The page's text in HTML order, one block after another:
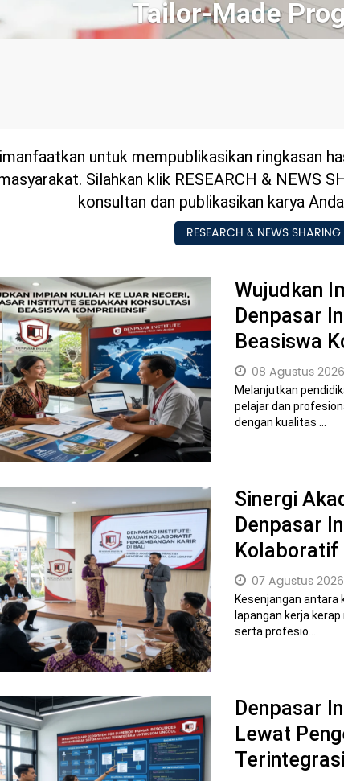
untuk mempublikasikan ringkasan
Silahkan klik RESEARCH & NEWS
konsultan dan publikasikan karya
RESEARCH & NEWS SHARING
Wujudkan
Denpasar
Beasiswa
08 Agustus 2026
Melanjutkan
pelajar dan
dengan kualitas ...
Sinergi
Denpasar
Kolaboratif
07 Agustus 2026
Kesenjangan antara
lapangan kerja
serta profesio...
Denpasar
Lewat
Terintegrasi